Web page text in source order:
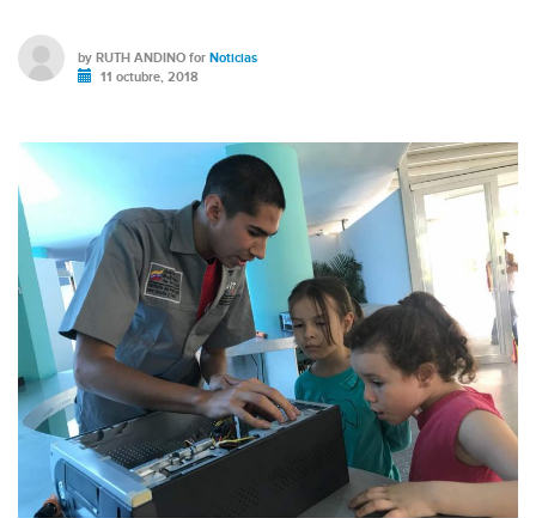
by RUTH ANDINO for Noticias
11 octubre, 2018